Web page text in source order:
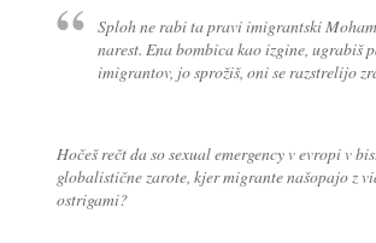
Sploh ne rabi ta pravi imigrantski
narest. Ena bombica kao izgine, ugrabiš
imigrantov, jo sprožiš, oni se razstrelijo
Hočeš rečt da so sexual emergency v evropi v
globalistične zarote, kjer migrante našopajo z
ostrigami?